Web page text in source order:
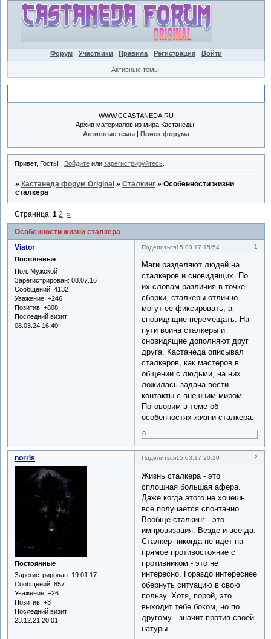
Форум Участники Правила Регистрация Войти
Активные темы
WWW.CCASTANEDA.RU
Архив материалов из мира Кастанеды.
Активные темы| Поиск форума
Привет, Гость! Войдитеили зарегистрируйтесь.
» Кастанеда форум Original »Сталкинг »Особенности жизни
сталкера
Особенности жизни сталкера
Страница:1 2 »
Поделиться 1
15.03.17 15:54
Viator
Постоянные
Пол: Мужской
Зарегистрирован: 08.07.16
Сообщений: 4132
Уважение: +246
Позитив: +808
Последний визит:
08.03.24 16:40
Маги разделяют людей на
сталкеров и сновидящих. По
их словам различия в точке
сборки, сталкеры отлично
могут ее фиксировать, а
сновидящие перемещать. На
пути воина сталкеры и
сновидящие дополняют друг
друга. Кастанеда описывал
сталкеров, как мастеров в
общении с людьми, на них
ложилась задача вести
контакты с внешним миром.
Поговорим в теме об
особенностях жизни сталкера.
0
Поделиться 2
15.03.17 20:10
norris
Постоянные
Зарегистрирован: 19.01.17
Сообщений: 857
Уважение: +26
Позитив: +3
Последний визит:
23.12.21 20:01
Жизнь сталкера - это
сплошная большая афера.
Даже когда этого не хочешь
всё получается спонтанно.
Вообще сталкинг - это
импровизация. Везде и всегда.
Сталкер никогда не идет на
прямое противостояние с
противником - это не
интересно. Гораздо интереснее
обернуть ситуацию в свою
пользу. Хотя, порой, это
выходит тебе боком, но по
другому - значит против своей
натуры.